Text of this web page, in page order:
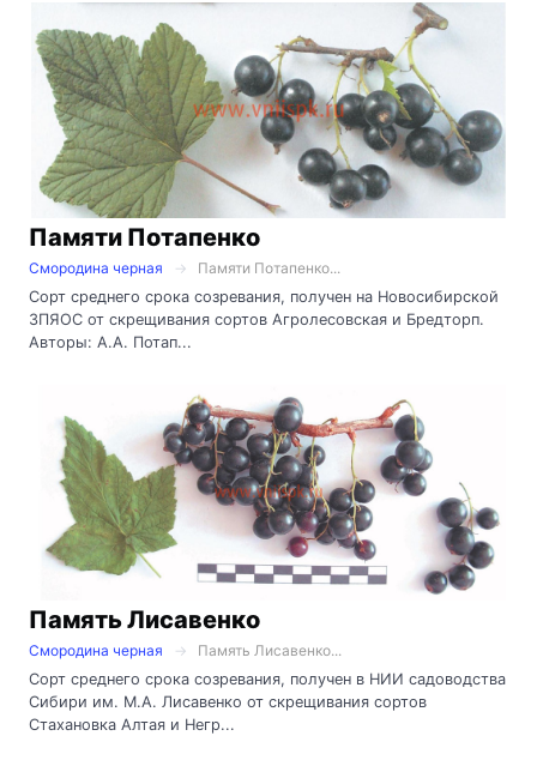
Памяти Потапенко
Смородина черная
Памяти Потапенко...
Сорт среднего срока созревания, получен на Новосибирской
ЗПЯОС от скрещивания сортов Агролесовская и Бредторп.
Авторы: А.А. Потап...
Память Лисавенко
Смородина черная
Память Лисавенко...
Сорт среднего срока созревания, получен в НИИ садоводства
Сибири им. М.А. Лисавенко от скрещивания сортов
Стахановка Алтая и Негр...